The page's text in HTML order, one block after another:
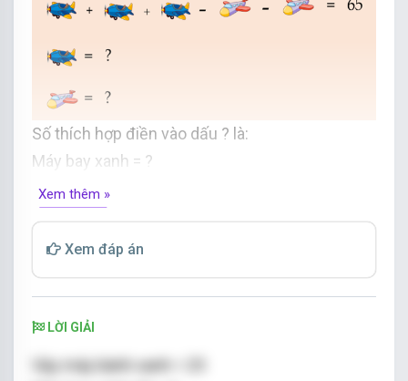
Số thích hợp điền vào dấu ? là:
Máy bay xanh = ?
Máy bay cánh = ?
Xem thêm »
Xem đáp án
LỜI GIẢI
Vậy máy bánh xanh = 25